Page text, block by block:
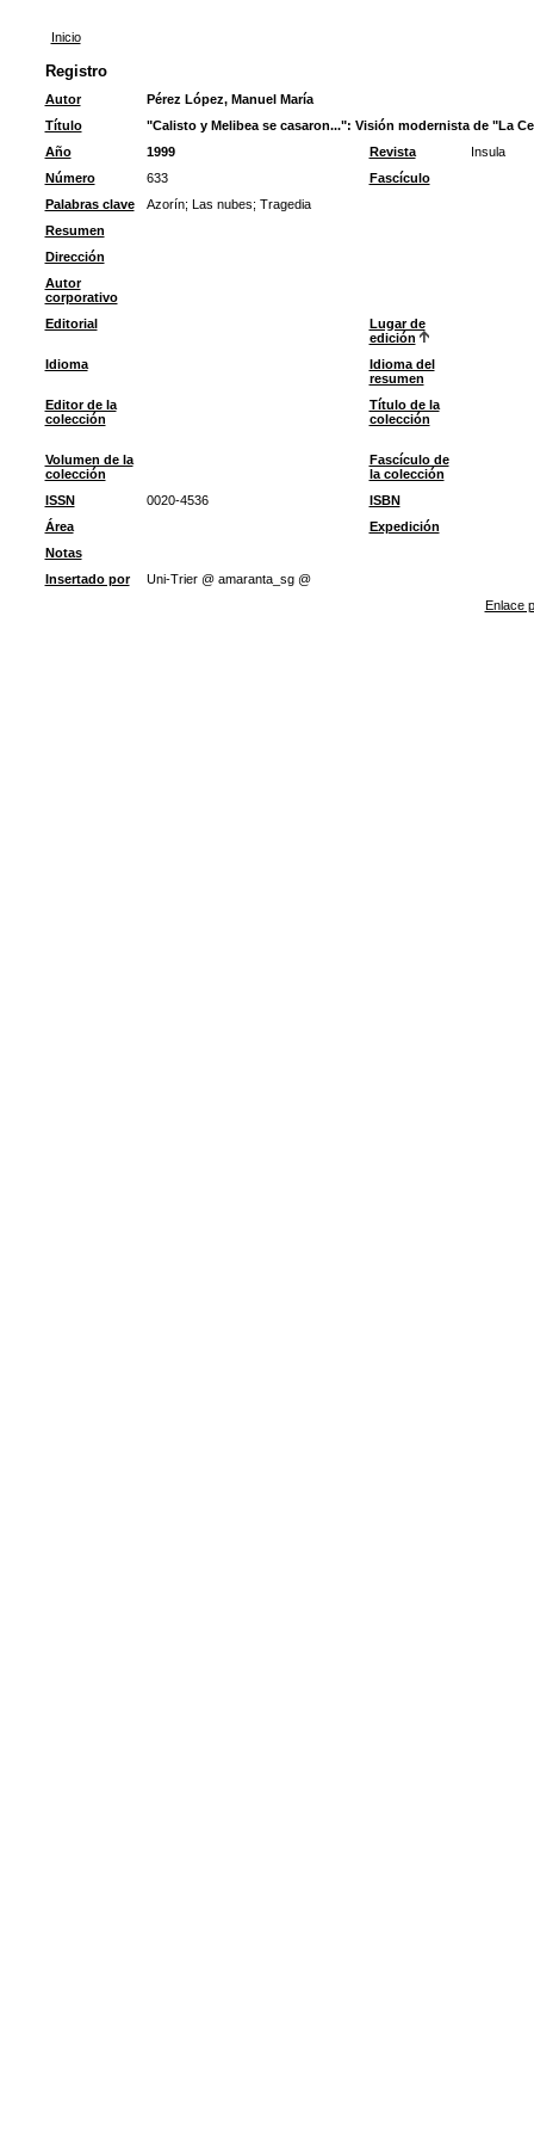
Inicio
Registro
Autor
Pérez López, Manuel María
Título
"Calisto y Melibea se casaron...": Visión modernista de "La
Año
1999 Revista
Insula
Número
633
Fascículo
Palabras clave
Azorín; Las nubes; Tragedia
Resumen
Dirección
Autor
corporativo
Editorial
Lugar de
edición
Idioma
Idioma del
resumen
Editor de la
colección
Título de la
colección
Volumen de la
colección
Fascículo de
la colección
ISSN
0020-4536
ISBN
Área
Expedición
Notas
Insertado por
Uni-Trier @ amaranta_sg @
Enlace